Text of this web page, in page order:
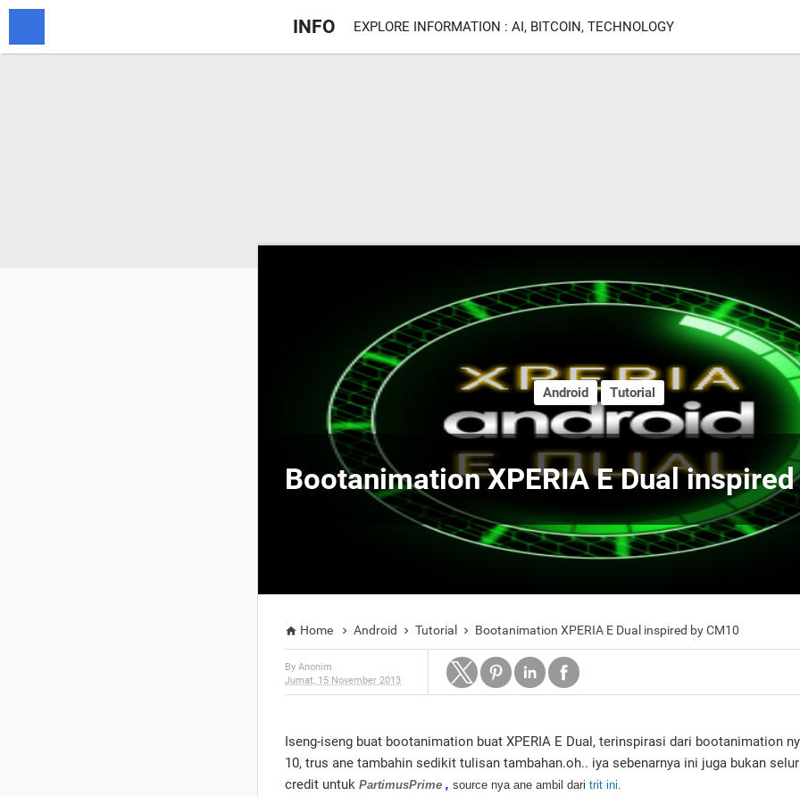
INFO EXPLORE INFORMATION : AI, BITCOIN, TECHNOLOGY
Bootanimation XPERIA E Dual
Android Tutorial
 Home  Android  Tutorial  Bootanimation XPERIA E Dual inspired by CM10
By Anonim
Jumat, 15 November 2013
Iseng-iseng buat bootanimation buat XPERIA E Dual, terinspirasi dari bootanimation
10, trus ane tambahin sedikit tulisan tambahan.oh.. iya sebenarnya ini juga bukan
credit untuk PartimusPrime , source nya ane ambil dari trit ini.